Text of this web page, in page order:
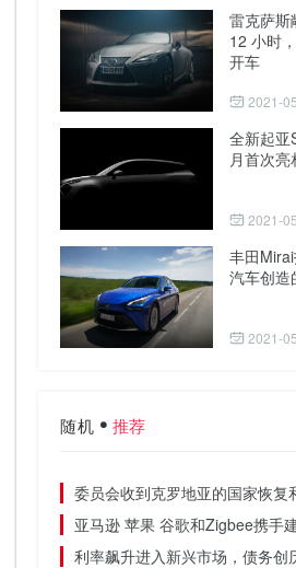
雷克萨斯
12 小时
开车
2021-
全新起亚
月首次
2021-
丰田
汽车创造
2021-
随机 推荐
委员会收到克罗地亚的国家恢复
亚马逊 苹果 谷歌和Zigbee携手
利率飙升进入新兴市场，债务创